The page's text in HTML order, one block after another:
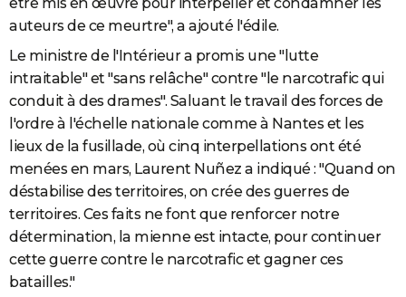
auteurs de ce meurtre", a ajouté l'édile.
Le ministre de l'Intérieur a promis une "lutte
intraitable" et "sans relâche" contre "le narcotrafic qui
conduit à des drames". Saluant le travail des forces de
l'ordre à l'échelle nationale comme à Nantes et les
lieux de la fusillade, où cinq interpellations ont été
menées en mars, Laurent Nuñez a indiqué : "Quand on
déstabilise des territoires, on crée des guerres de
territoires. Ces faits ne font que renforcer notre
détermination, la mienne est intacte, pour continuer
cette guerre contre le narcotrafic et gagner ces
batailles."